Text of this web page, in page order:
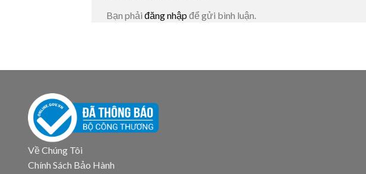
Bạn phải đăng nhập để gửi bình luận.
Về Chúng Tôi
Chính Sách Bảo Hành